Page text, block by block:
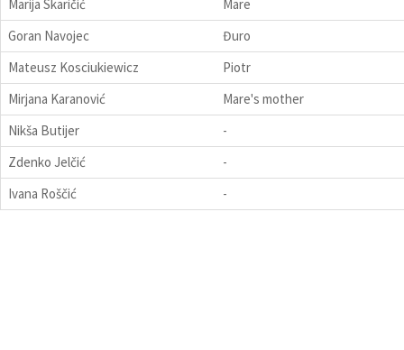
Marija Skaričić
Mare
Goran Navojec
Đuro
Mateusz Kosciukiewicz
Piotr
Mirjana Karanović
Mare's mother
Nikša Butijer
-
Zdenko Jelčić
-
Ivana Roščić
-